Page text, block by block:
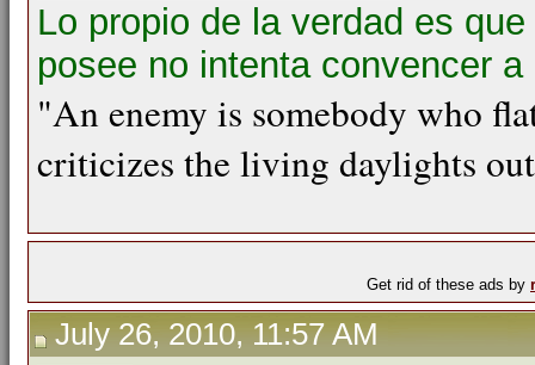
Lo propio de la verdad es
posee no intenta convencer a
"An enemy is somebody who
criticizes the living daylights
Get rid of these ads by
July 26, 2010, 11:57 AM